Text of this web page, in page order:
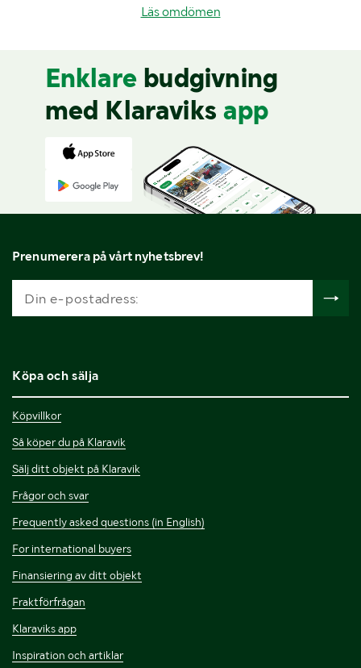
Läs omdömen
Enklare budgivning
med Klaraviks app
Prenumerera på vårt nyhetsbrev!
Köpa och sälja
Köpvillkor
Så köper du på Klaravik
Sälj ditt objekt på Klaravik
Frågor och svar
Frequently asked questions (in English)
For international buyers
Finansiering av ditt objekt
Fraktförfrågan
Klaraviks app
Inspiration och artiklar